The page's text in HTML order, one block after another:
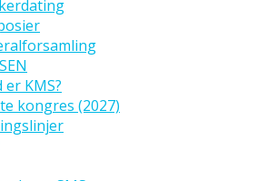
er KMS?
kongres (2027)